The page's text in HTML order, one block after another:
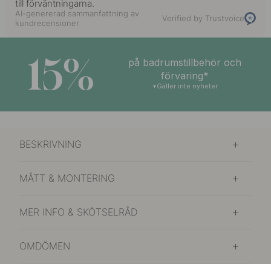
till förväntningarna.
AI-genererad sammanfattning av
kundrecensioner
Verified by Trustvoice
15%
på badrumstillbehör och
förvaring*
*Gäller inte nyheter
BESKRIVNING
MÅTT & MONTERING
MER INFO & SKÖTSELRÅD
OMDÖMEN